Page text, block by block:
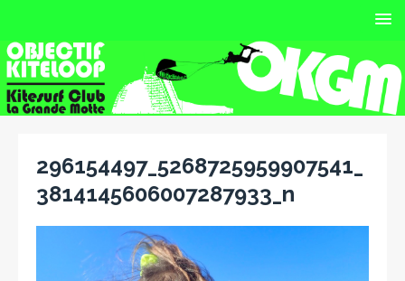
296154497_5268725959907541_
3814145606007287933_n